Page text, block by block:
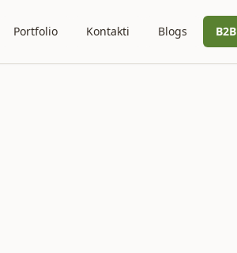
Portfolio Kontakti Blogs B2B